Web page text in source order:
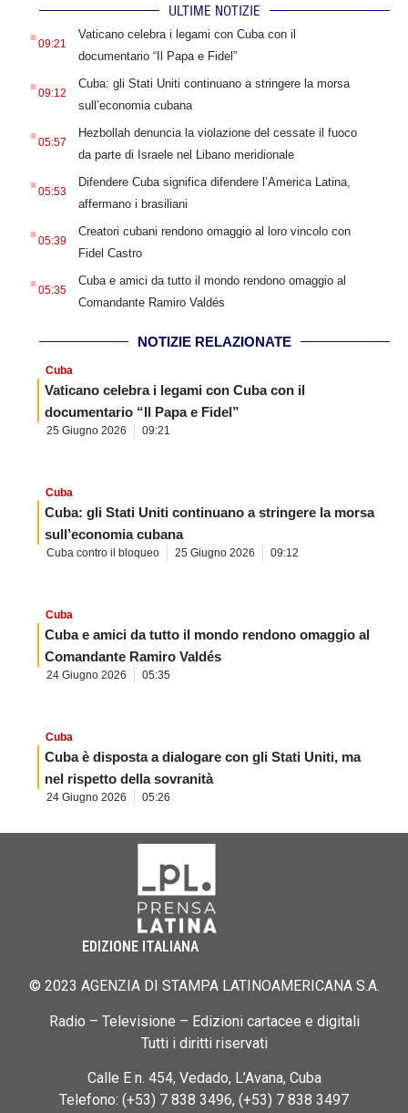
ULTIME NOTIZIE
.09:21
Vaticano celebra i legami con Cuba con il
documentario “Il Papa e Fidel”
.09:12
Cuba: gli Stati Uniti continuano a stringere la morsa
sull’economia cubana
.05:57
Hezbollah denuncia la violazione del cessate il fuoco
da parte di Israele nel Libano meridionale
.05:53
Difendere Cuba significa difendere l’America Latina,
affermano i brasiliani
.05:39
Creatori cubani rendono omaggio al loro vincolo con
Fidel Castro
.05:35
Cuba e amici da tutto il mondo rendono omaggio al
Comandante Ramiro Valdés
NOTIZIE RELAZIONATE
Cuba
Vaticano celebra i legami con Cuba con il
documentario “Il Papa e Fidel”
25 Giugno 2026 09:21
Cuba
Cuba: gli Stati Uniti continuano a stringere la morsa
sull’economia cubana
Cuba contro il bloqueo 25 Giugno 2026 09:12
Cuba
Cuba e amici da tutto il mondo rendono omaggio al
Comandante Ramiro Valdés
24 Giugno 2026 05:35
Cuba
Cuba è disposta a dialogare con gli Stati Uniti, ma
nel rispetto della sovranità
24 Giugno 2026 05:26
EDIZIONE ITALIANA
© 2023 AGENZIA DI STAMPA LATINOAMERICANA S.A.
Radio – Televisione – Edizioni cartacee e digitali
Tutti i diritti riservati
Calle E n. 454, Vedado, L’Avana, Cuba
Telefono: (+53) 7 838 3496, (+53) 7 838 3497